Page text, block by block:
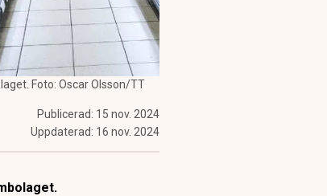
Foto: Oscar Olsson/TT
Publicerad: 15 nov. 2024
Uppdaterad: 16 nov. 2024